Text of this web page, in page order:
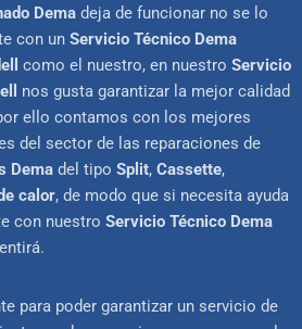
Dema deja de funcionar no se lo
con un Servicio Técnico Dema
como el nuestro, en nuestro Servicio
nos gusta garantizar la mejor calidad
ello contamos con los mejores
del sector de las reparaciones de
Dema del tipo Split, Cassette,
calor, de modo que si necesita ayuda
con nuestro Servicio Técnico Dema
para poder garantizar un servicio de